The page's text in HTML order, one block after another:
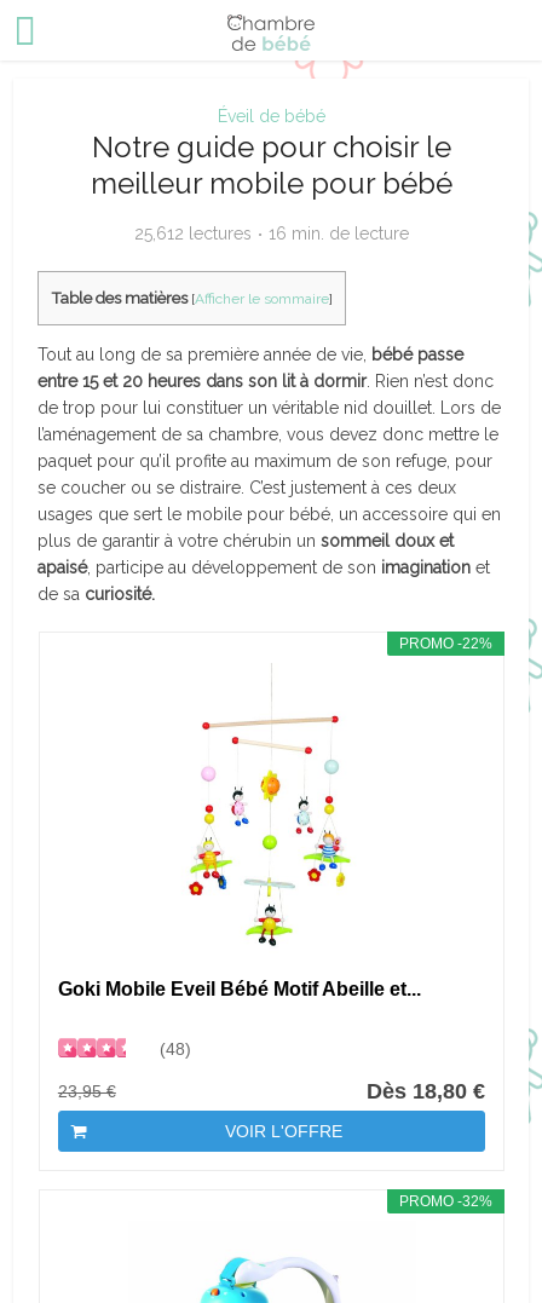
Éveil de bébé
Notre guide pour choisir le
meilleur mobile pour bébé
25,612 lectures 16 min. de lecture
Table des matières [Afficher le sommaire]
Tout au long de sa première année de vie, bébé passe
entre 15 et 20 heures dans son lit à dormir. Rien n’est donc
de trop pour lui constituer un véritable nid douillet. Lors de
l’aménagement de sa chambre, vous devez donc mettre le
paquet pour qu’il profite au maximum de son refuge, pour
se coucher ou se distraire. C’est justement à ces deux
usages que sert le mobile pour bébé, un accessoire qui en
plus de garantir à votre chérubin un sommeil doux et
apaisé, participe au développement de son imagination et
de sa curiosité.
PROMO -22%
Goki Mobile Eveil Bébé Motif Abeille et...
(48)
23,95 € Dès 18,80 €
VOIR L'OFFRE
PROMO -32%